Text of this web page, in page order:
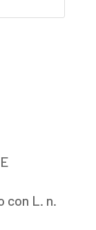
con L. n.